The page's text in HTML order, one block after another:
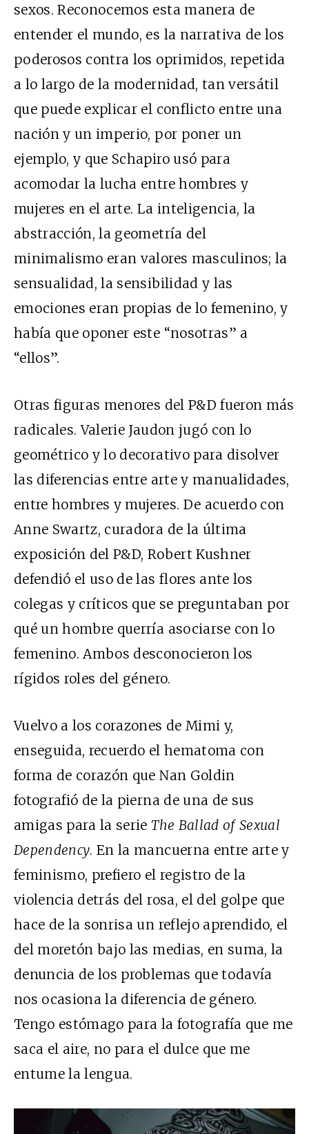
sexos. Reconocemos esta manera de
entender el mundo, es la narrativa de los
poderosos contra los oprimidos, repetida
a lo largo de la modernidad, tan versátil
que puede explicar el conflicto entre una
nación y un imperio, por poner un
ejemplo, y que Schapiro usó para
acomodar la lucha entre hombres y
mujeres en el arte. La inteligencia, la
abstracción, la geometría del
minimalismo eran valores masculinos; la
sensualidad, la sensibilidad y las
emociones eran propias de lo femenino, y
había que oponer este “nosotras” a
“ellos”.
Otras figuras menores del P&D fueron más
radicales. Valerie Jaudon jugó con lo
geométrico y lo decorativo para disolver
las diferencias entre arte y manualidades,
entre hombres y mujeres. De acuerdo con
Anne Swartz, curadora de la última
exposición del P&D, Robert Kushner
defendió el uso de las flores ante los
colegas y críticos que se preguntaban por
qué un hombre querría asociarse con lo
femenino. Ambos desconocieron los
rígidos roles del género.
Vuelvo a los corazones de Mimi y,
enseguida, recuerdo el hematoma con
forma de corazón que Nan Goldin
fotografió de la pierna de una de sus
amigas para la serieThe Ballad of Sexual
Dependency. En la mancuerna entre arte y
feminismo, prefiero el registro de la
violencia detrás del rosa, el del golpe que
hace de la sonrisa un reflejo aprendido, el
del moretón bajo las medias, en suma, la
denuncia de los problemas que todavía
nos ocasiona la diferencia de género.
Tengo estómago para la fotografía que me
saca el aire, no para el dulce que me
entume la lengua.